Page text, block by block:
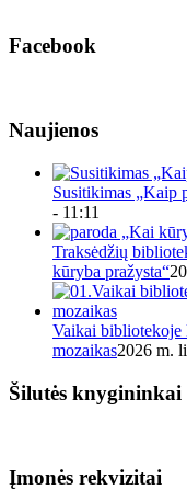
Facebook
Naujienos
Susitikimas „Kaip
- 11:11
Traksėdžių
kūryba pražysta“
Vaikai bibliotekoje
mozaikas2026 m.
Šilutės knygininkai
Įmonės rekvizitai